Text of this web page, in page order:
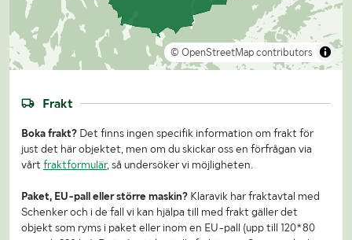
© OpenStreetMap contributors
Frakt
Boka frakt? Det finns ingen specifik information om frakt för
just det här objektet, men om du skickar oss en förfrågan via
vårt fraktformulär, så undersöker vi möjligheten.
Paket, EU-pall eller större maskin? Klaravik har fraktavtal med
Schenker och i de fall vi kan hjälpa till med frakt gäller det
objekt som ryms i paket eller inom en EU-pall (upp till 120*80